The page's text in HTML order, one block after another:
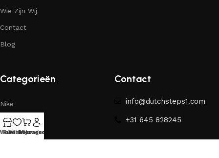
Wie Zijn Wij
Contact
Blog
Categorieën
Nike
Yeezy
Contact
info@dutchsteps1.com
+31 645 828245
Favorieten
Winkelwagen
Mijn account